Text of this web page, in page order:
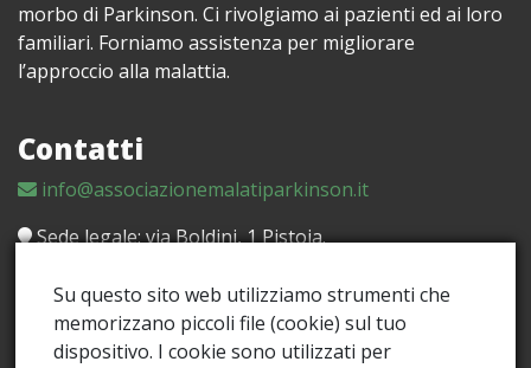
morbo di Parkinson. Ci rivolgiamo ai pazienti ed ai loro
familiari. Forniamo assistenza per migliorare
l’approccio alla malattia.
Contatti
info@associazionemalatiparkinson.it
Sede legale: via Boldini, 1 Pistoia.
Palestra: c/o MAIC via Monte Leonese, 95/17 Barile -
51100 PISTOIA
Su questo sito web utilizziamo strumenti che
memorizzano piccoli file (cookie) sul tuo
dispositivo. I cookie sono utilizzati per